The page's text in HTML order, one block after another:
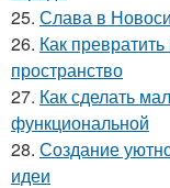
25. Слава в
26. Как
пространство
27. Как сделать
функциональной
28. Создание
идеи